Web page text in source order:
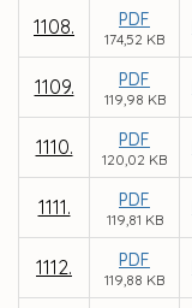
1108. PDF
174,52 KB
1109. PDF
119,98 KB
1110. PDF
120,02 KB
1111. PDF
119,81 KB
1112. PDF
119,88 KB